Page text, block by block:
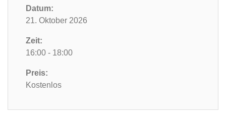
Datum:
21. Oktober 2026
Zeit:
16:00 - 18:00
Preis:
Kostenlos